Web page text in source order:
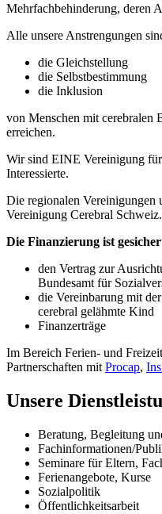
Mehrfachbehinderung, deren
Alle unsere Anstrengungen
die Gleichstellung
die Selbstbestimmung
die Inklusion
von Menschen mit cerebralen
erreichen.
Wir sind EINE Vereinigung
Interessierte.
Die regionalen Vereinigungen
Vereinigung Cerebral Schweiz.
Die Finanzierung ist
den Vertrag zur
Bundesamt für
die Vereinbarung mit
cerebral gelähmte Kind
Finanzerträge
Im Bereich Ferien- und
Partnerschaften mitProcap,
Unsere
Beratung, Begleitung
Fachinformationen/
Seminare für Eltern,
Ferienangebote, Kurse
Sozialpolitik
Öffentlichkeitsarbeit